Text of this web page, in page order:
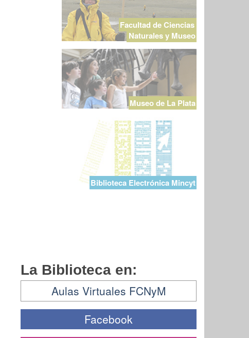
Facultad de Ciencias
Naturales y Museo
Museo de La Plata
Biblioteca Electrónica Mincyt
La Biblioteca en:
Aulas Virtuales FCNyM
Facebook